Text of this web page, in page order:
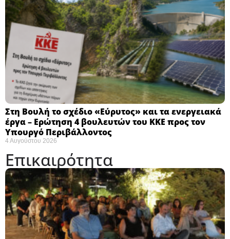
Στη Βουλή το σχέδιο «Εύρυτος» και τα ενεργειακά
έργα – Ερώτηση 4 βουλευτών του ΚΚΕ προς τον
Υπουργό Περιβάλλοντος
4 Αυγούστου 2026
Επικαιρότητα